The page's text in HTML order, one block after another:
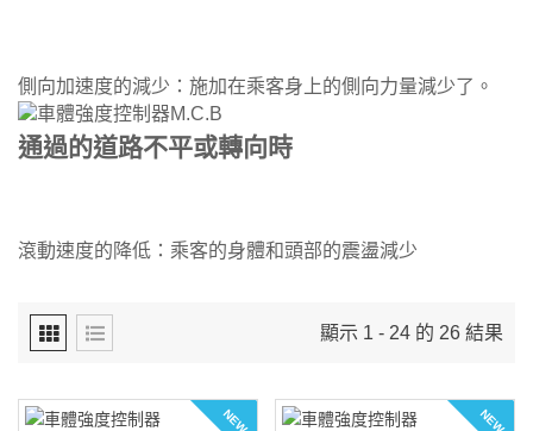
側向加速度的減少：施加在乘客身上的側向力量減少了。
通過的道路不平或轉向時
滾動速度的降低：乘客的身體和頭部的震盪減少​
顯示 1 - 24 的 26 結果
NEW NEW